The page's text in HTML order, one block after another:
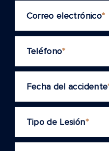
Correo electrónico*
Teléfono*
Fecha del accidente
Tipo de Lesión*